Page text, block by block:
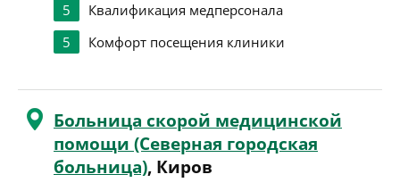
5
Квалификация медперсонала
5
Комфорт посещения клиники
Больница скорой медицинской
помощи (Северная городская
больница), Киров